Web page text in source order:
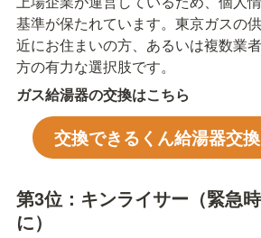
基準が保たれています。東京ガスの
近にお住まいの方、あるいは複数業
方の有力な選択肢です。
ガス給湯器の交換はこちら
交換できるくん給湯器交
第3位：キンライサー（緊急
に）